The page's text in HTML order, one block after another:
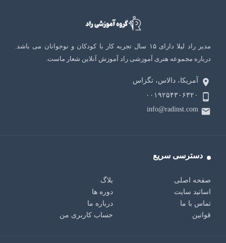
مدیر راد لیلا دارای ۱۵ سال تجربه کار با کودکان و نوجوانان می باشد.
درباره مجموعه هنری آموزشی راد آموزش آنلاین شعار ماست.
آمریکا، دالاس، تگزاس
۰۰۱۹۲۵۴۳۰۶۳۲۰
info@radinst.com
دسترسی سریع
صفحه اصلی
بلاگ
اساتید سایت
دوره ها
تماس با ما
درباره ما
قوانین
حساب کاربری من